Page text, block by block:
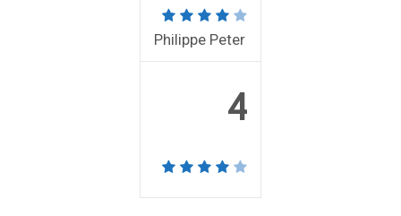
Philippe Peter
4